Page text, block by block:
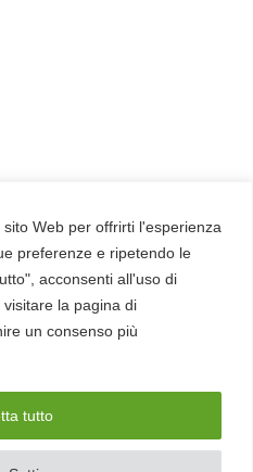
Web per offrirti l'esperienza
preferenze e ripetendo le
acconsenti all'uso di
la pagina di
un consenso più
tutto
diritti riservati